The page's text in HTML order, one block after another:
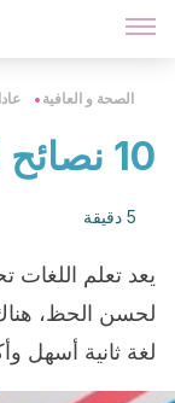
الصحة و العافية
10 نصائح لتعلم لغة ثانية
5 دقيقة
يعد تعلم اللغات
لحسن الحظ،
لغة ثانية أسهل